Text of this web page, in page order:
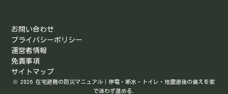
お問い合わせ
プライバシーポリシー
運営者情報
免責事項
サイトマップ
© 2026 在宅避難の防災マニュアル｜停電・断水・トイレ・地震直後の備えを家
で迷わず進める.